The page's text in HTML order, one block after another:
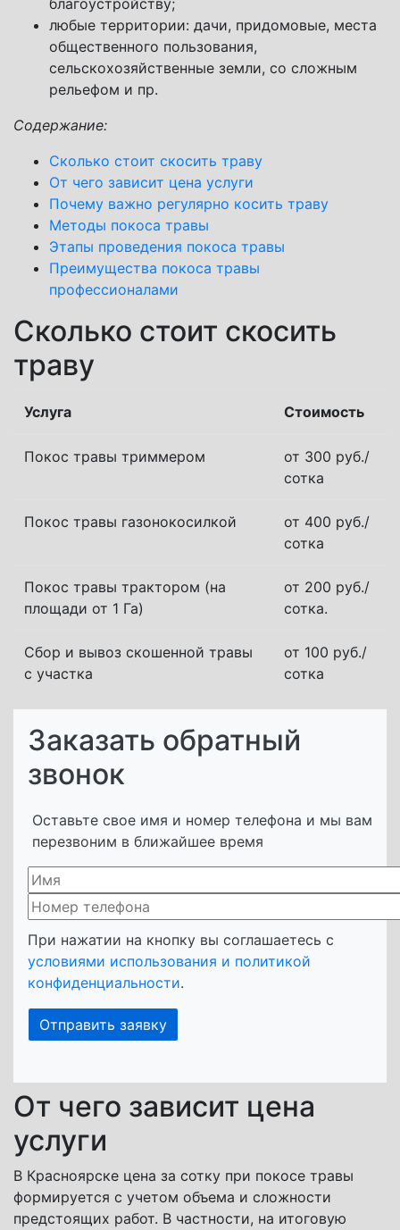
благоустройству;
любые территории: дачи, придомовые, места
общественного пользования,
сельскохозяйственные земли, со сложным
рельефом и пр.
Содержание:
Сколько стоит скосить траву
От чего зависит цена услуги
Почему важно регулярно косить траву
Методы покоса травы
Этапы проведения покоса травы
Преимущества покоса травы
профессионалами
Сколько стоит скосить
траву
Услуга Стоимость
Покос травы триммером
от 300 руб./
сотка
Покос травы газонокосилкой
от 400 руб./
сотка
Покос травы трактором (на
площади от 1 Га)
от 200 руб./
сотка.
Сбор и вывоз скошенной травы
с участка
от 100 руб./
сотка
Заказать обратный
звонок
Оставьте свое имя и номер телефона и мы вам
перезвоним в ближайшее время
При нажатии на кнопку вы соглашаетесь с
условиями использования и политикой
конфиденциальности.
От чего зависит цена
услуги
В Красноярске цена за сотку при покосе травы
формируется с учетом объема и сложности
предстоящих работ. В частности, на итоговую